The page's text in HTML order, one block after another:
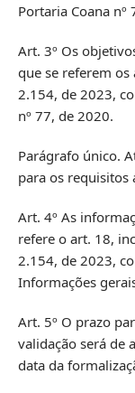
Portaria Coana
Art. 3º Os
que se referem
2.154, de 2023,
nº 77, de 2020.
Parágrafo único.
para os requisitos
Art. 4º As
refere o art. 18,
2.154, de 2023,
Informações
Art. 5º O prazo
validação será de
data da